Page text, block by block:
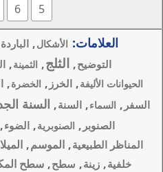
البرد,البريق, التقليدية, التنوب,
الجديدة,الجلوس ,الجليد ,الحيوان,
,الخلفية, الديكور ,الذهب,الرسم ,
الجديدة ,الشتاء,الشفق,الصقيع,
,الكرة , المجال,المكتب,
الميلاد,تألق,تحية,تصميم,خريطة,
المكتب,شجرة, شجرة عيد الميلاد,